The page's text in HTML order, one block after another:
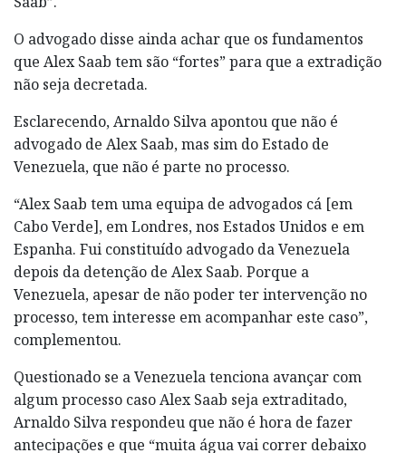
O advogado disse ainda achar que os fundamentos
que Alex Saab tem são “fortes” para que a extradição
não seja decretada.
Esclarecendo, Arnaldo Silva apontou que não é
advogado de Alex Saab, mas sim do Estado de
Venezuela, que não é parte no processo.
“Alex Saab tem uma equipa de advogados cá [em
Cabo Verde], em Londres, nos Estados Unidos e em
Espanha. Fui constituído advogado da Venezuela
depois da detenção de Alex Saab. Porque a
Venezuela, apesar de não poder ter intervenção no
processo, tem interesse em acompanhar este caso”,
complementou.
Questionado se a Venezuela tenciona avançar com
algum processo caso Alex Saab seja extraditado,
Arnaldo Silva respondeu que não é hora de fazer
antecipações e que “muita água vai correr debaixo